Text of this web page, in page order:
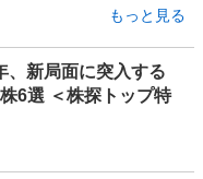
もっと見る
、新局面に突入する
6選 ＜株探トップ特